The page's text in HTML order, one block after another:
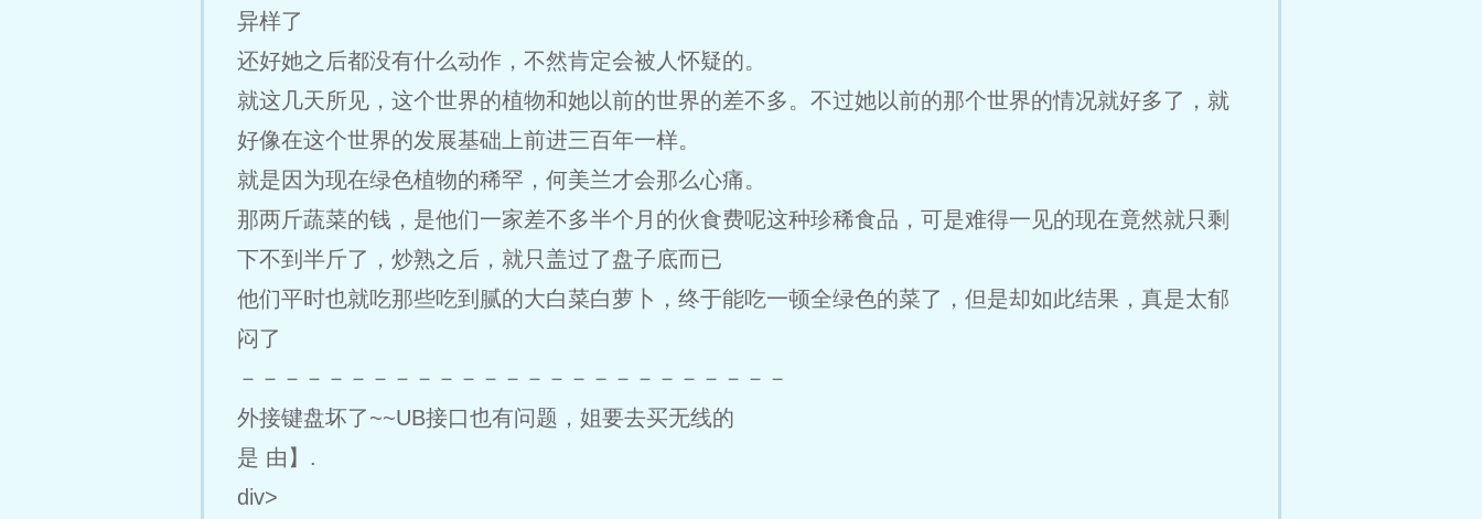
异样了
还好她之后都没有什么动作，不然肯定会被人怀疑的。
就这几天所见，这个世界的植物和她以前的世界的差不多。不过她以前的那个世界的情况就好多了，就
好像在这个世界的发展基础上前进三百年一样。
就是因为现在绿色植物的稀罕，何美兰才会那么心痛。
那两斤蔬菜的钱，是他们一家差不多半个月的伙食费呢这种珍稀食品，可是难得一见的现在竟然就只剩
下不到半斤了，炒熟之后，就只盖过了盘子底而已
他们平时也就吃那些吃到腻的大白菜白萝卜，终于能吃一顿全绿色的菜了，但是却如此结果，真是太郁
闷了
－－－－－－－－－－－－－－－－－－－－－－－－－
外接键盘坏了~~UB接口也有问题，姐要去买无线的
是 由】.
div>